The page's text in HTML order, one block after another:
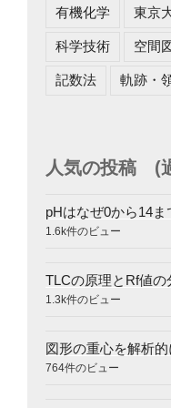
有機化学 東京
科学技術 空間
記数法 軌跡・
人気の投稿 (
pHはなぜ0から14ま
1.6k件のビュー
TLCの原理とRf値の
1.3k件のビュー
図形の重心を解析
764件のビュー